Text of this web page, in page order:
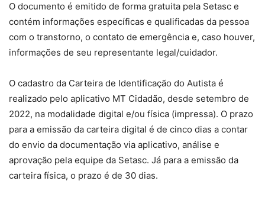
O documento é emitido de forma gratuita pela Setasc e
contém informações específicas e qualificadas da pessoa
com o transtorno, o contato de emergência e, caso houver,
informações de seu representante legal/cuidador.
O cadastro da Carteira de Identificação do Autista é
realizado pelo aplicativo MT Cidadão, desde setembro de
2022, na modalidade digital e/ou física (impressa). O prazo
para a emissão da carteira digital é de cinco dias a contar
do envio da documentação via aplicativo, análise e
aprovação pela equipe da Setasc. Já para a emissão da
carteira física, o prazo é de 30 dias.